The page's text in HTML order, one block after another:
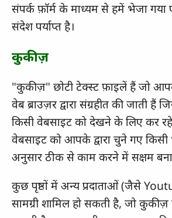
संपर्क फ़ॉर्म के माध्यम से हमें भेजा गया
संदेश पर्याप्त है।
कुकीज़
"कुकीज़" छोटी टेक्स्ट फ़ाइलें हैं जो
वेब ब्राउज़र द्वारा संग्रहीत की जाती
किसी वेबसाइट को देखने के लिए कर
वेबसाइट को आपके द्वारा चुने गए
अनुसार ठीक से काम करने में सक्षम
कुछ पृष्ठों में अन्य प्रदाताओं (जैसे
सामग्री शामिल हो सकती है, जो कुकीज़